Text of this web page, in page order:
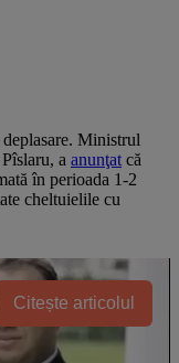
Ministrul
a anunţat că
în perioada 1-2
cheltuielile cu
Citește articolul